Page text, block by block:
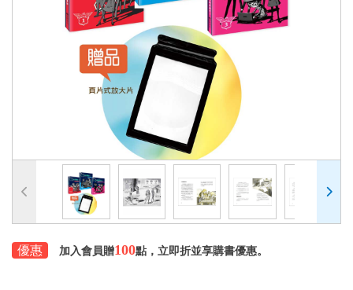
優惠 加入會員贈100點，立即折並享購書優惠。